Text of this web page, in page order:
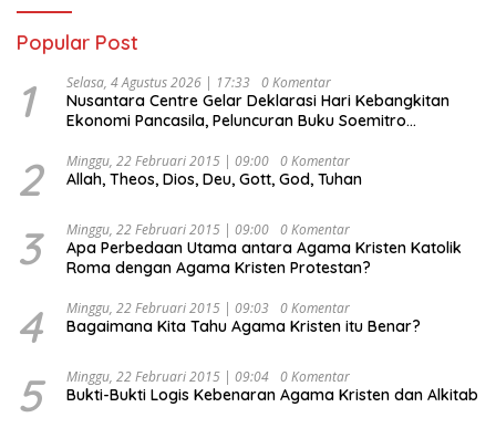
Popular Post
1 Selasa, 4 Agustus 2026 | 17:33 0 Komentar
Nusantara Centre Gelar Deklarasi Hari Kebangkitan
Ekonomi Pancasila, Peluncuran Buku Soemitro
Ekonomi Politik Indonesia) & Simposium Nasional
“Urgensi Undang-Undang Perekonomian Nasional dan
Indonesia Emas 2045”,
2 Minggu, 22 Februari 2015 | 09:00 0 Komentar
Allah, Theos, Dios, Deu, Gott, God, Tuhan
3 Minggu, 22 Februari 2015 | 09:00 0 Komentar
Apa Perbedaan Utama antara Agama Kristen Katolik
Roma dengan Agama Kristen Protestan?
4 Minggu, 22 Februari 2015 | 09:03 0 Komentar
Bagaimana Kita Tahu Agama Kristen itu Benar?
5 Minggu, 22 Februari 2015 | 09:04 0 Komentar
Bukti-Bukti Logis Kebenaran Agama Kristen dan Alkitab